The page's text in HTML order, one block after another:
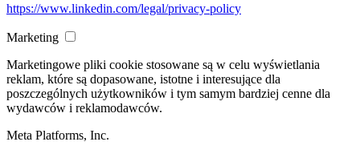
https://www.linkedin.com/legal/privacy-policy
Marketing
Marketingowe pliki cookie stosowane są w celu wyświetlania
reklam, które są dopasowane, istotne i interesujące dla
poszczególnych użytkowników i tym samym bardziej cenne dla
wydawców i reklamodawców.
Meta Platforms, Inc.